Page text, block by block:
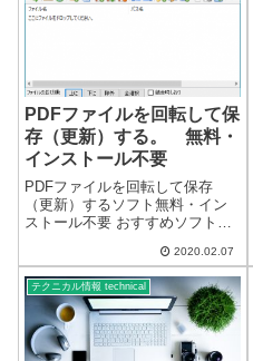
PDFファイルを回転して保
存（更新）する。 無料・
インストール不要
PDFファイルを回転して保存
（更新）するソフト無料・イン
ストール不要 おすすめソフト紹
するには、無料の「Adobe
Acrobat Reader DC」で出来ます
が、保存して残すことが出来ま
せん。元ファイルは回...
2020.02.07
テクニカル情報 technical